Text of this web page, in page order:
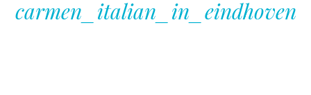
carmen_italian_in_eindhoven